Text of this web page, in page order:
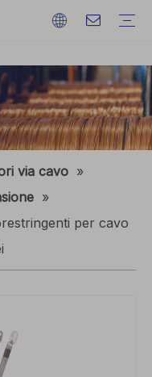
via cavo »
»
per cavo